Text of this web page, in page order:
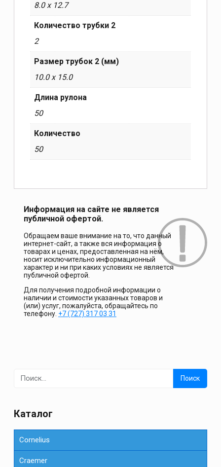
8.0 x 12.7
Количество трубки 2
2
Размер трубок 2 (мм)
10.0 x 15.0
Длина рулона
50
Количество
50
Информация на сайте не является
публичной офертой.
Обращаем ваше внимание на то, что данный
интернет-сайт, а также вся информация о
товарах и ценах, предоставленная на нём,
носит исключительно информационный
характер и ни при каких условиях не является
публичной офертой.
Для получения подробной информации о
наличии и стоимости указанных товаров и
(или) услуг, пожалуйста, обращайтесь по
телефону. +7 (727) 317 03 31
Каталог
Cornelius
Сraemer